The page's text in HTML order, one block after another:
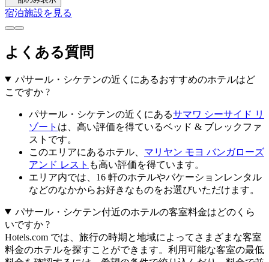
宿泊施設を見る
よくある質問
パサール・シケテンの近くにあるおすすめのホテルはど
こですか ?
パサール・シケテンの近くにあるサマワ シーサイド リ
ゾート は、高い評価を得ているベッド & ブレックファ
ストです。
このエリアにあるホテル、 マリヤン モヨ バンガローズ
アンド レスト も高い評価を得ています。
エリア内では、16 軒のホテルやバケーションレンタル
などのなかからお好きなものをお選びいただけます。
パサール・シケテン付近のホテルの客室料金はどのくら
いですか ?
Hotels.com では、旅行の時期と地域によってさまざまな客室
料金のホテルを探すことができます。利用可能な客室の最低